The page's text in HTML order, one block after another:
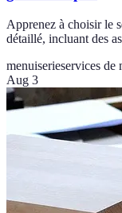
Apprenez à choisir le
détaillé, incluant des
menuiserieservices de
Aug 3